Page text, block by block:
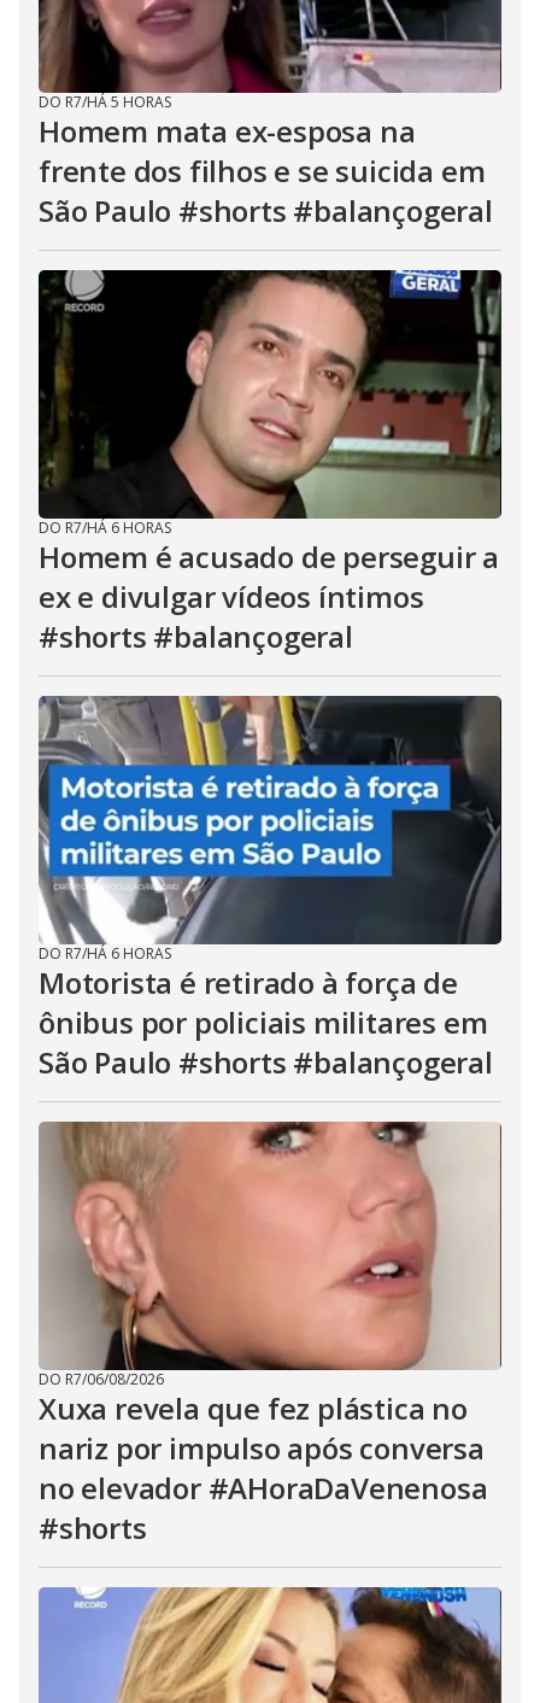
DO R7/HÁ 5 HORAS
Homem mata ex-esposa na
frente dos filhos e se suicida em
São Paulo #shorts #balançogeral
DO R7/HÁ 6 HORAS
Homem é acusado de perseguir a
ex e divulgar vídeos íntimos
#shorts #balançogeral
DO R7/HÁ 6 HORAS
Motorista é retirado à força de
ônibus por policiais militares em
São Paulo #shorts #balançogeral
DO R7/06/08/2026
Xuxa revela que fez plástica no
nariz por impulso após conversa
no elevador #AHoraDaVenenosa
#shorts